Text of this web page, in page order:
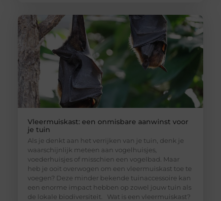
Vleermuiskast: een onmisbare aanwinst voor
je tuin
Als je denkt aan het verrijken van je tuin, denk je
waarschijnlijk meteen aan vogelhuisjes,
voederhuisjes of misschien een vogelbad. Maar
heb je ooit overwogen om een vleermuiskast toe te
voegen? Deze minder bekende tuinaccessoire kan
een enorme impact hebben op zowel jouw tuin als
de lokale biodiversiteit. Wat is een vleermuiskast?